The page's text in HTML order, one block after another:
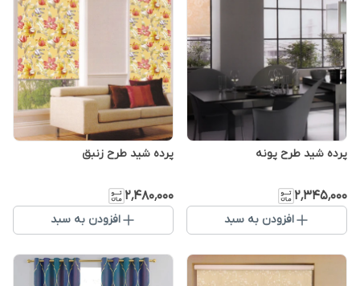
پرده شید طرح پونه
۲٬۳۴۵٬۰۰۰
افزودن به سبد
پرده شید طرح زنبق
۲٬۴۸۰٬۰۰۰
افزودن به سبد